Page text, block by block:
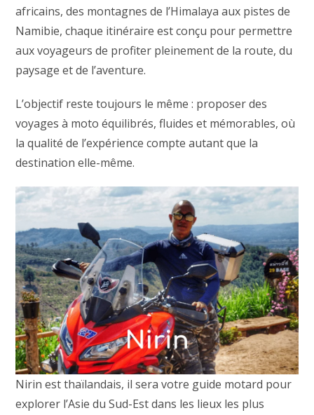
africains, des montagnes de l’Himalaya aux pistes de
Namibie, chaque itinéraire est conçu pour permettre
aux voyageurs de profiter pleinement de la route, du
paysage et de l’aventure.
L’objectif reste toujours le même : proposer des
voyages à moto équilibrés, fluides et mémorables, où
la qualité de l’expérience compte autant que la
destination elle-même.
Nirin est thaïlandais, il sera votre guide motard pour
explorer l’Asie du Sud-Est dans les lieux les plus